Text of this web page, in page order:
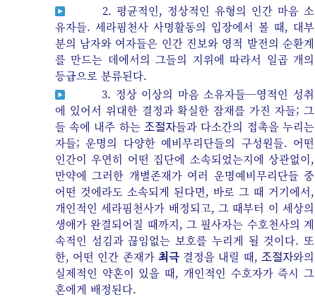
2. 평균적인, 정상적인 유형의 인간 마음 소
유자들. 세라핌천사 사명활동의 입장에서 볼 때, 대부
분의 남자와 여자들은 인간 진보와 영적 발전의 순환계
를 만드는 데에서의 그들의 지위에 따라서 일곱 개의
등급으로 분류된다.
3. 정상 이상의 마음 소유자들─영적인 성취
에 있어서 위대한 결정과 확실한 잠재를 가진 자들; 그
들 속에 내주 하는 조절자들과 다소간의 접촉을 누리는
자들; 운명의 다양한 예비무리단들의 구성원들. 어떤
인간이 우연히 어떤 집단에 소속되었는지에 상관없이,
만약에 그러한 개별존재가 여러 운명예비무리단들 중
어떤 것에라도 소속되게 된다면, 바로 그 때 거기에서,
개인적인 세라핌천사가 배정되고, 그 때부터 이 세상의
생애가 완결되어질 때까지, 그 필사자는 수호천사의 계
속적인 섬김과 끊임없는 보호를 누리게 될 것이다. 또
한, 어떤 인간 존재가 최극결정을 내릴 때, 조절자와의
실제적인 약혼이 있을 때, 개인적인 수호자가 즉시 그
혼에게 배정된다.